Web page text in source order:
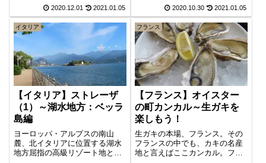
海、南米、インド、中国までの
国際貿易を取り行うフランス最
大の交易港へ発展。この牽引役
が公認海賊とも呼ばれる私掠船
（しりゃくせん）「コルセー
ル」。そんな歴史が色濃く残る
中世の港町を散策してきまし
た。
2020.12.01 2021.01.05
いですが、世界的には有名なエ
ンゲルベルグです。エンゲルベ
ルグの街と、その修道院とチー
ズ作りや、湖と山並み・氷河の
コントラストが美しい４つの湖
をめぐるハイキングコースの概
要を紹介します。
2020.10.30 2021.01.05
イタリア
【イタリア】ストレーザ
（1）～湖水地方：ベッラ
島編
ヨーロッパ・アルプスの南山
麓、北イタリアに位置する湖水
地方屈指の高級リゾート地とし
フランス
【フランス】オイスター
の町カンカル～生ガキを
楽しもう！
生ガキの本場、フランス。その
フランスの中でも、カキの名産
地と言えばここカンカル。フラ